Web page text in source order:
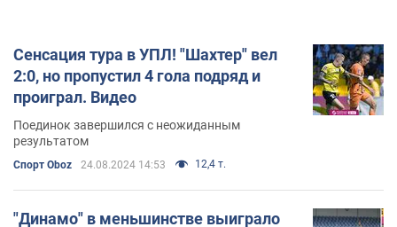
Сенсация тура в УПЛ! "Шахтер" вел
2:0, но пропустил 4 гола подряд и
проиграл. Видео
Поединок завершился с неожиданным
результатом
Спорт Oboz 24.08.2024 14:53 12,4 т.
"Динамо" в меньшинстве выиграло